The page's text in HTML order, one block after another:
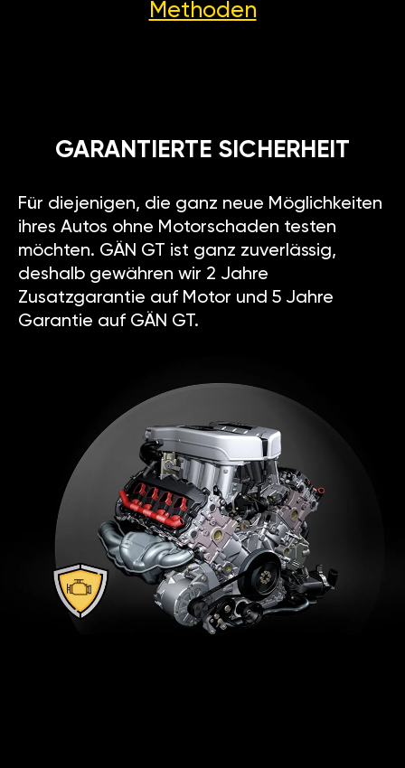
Methoden
GARANTIERTE SICHERHEIT
Für diejenigen, die ganz neue Möglichkeiten
ihres Autos ohne Motorschaden testen
möchten. GÄN GT ist ganz zuverlässig,
deshalb gewähren wir 2 Jahre
Zusatzgarantie auf Motor und 5 Jahre
Garantie auf GÄN GT.